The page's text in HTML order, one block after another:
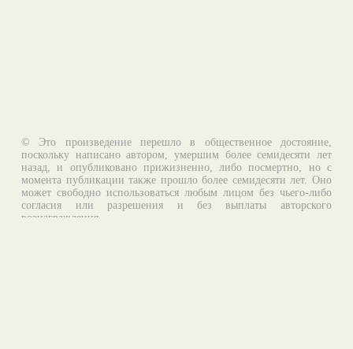
© Это произведение перешло в общественное достояние,
поскольку написано автором, умершим более семидесяти лет
назад, и опубликовано прижизненно, либо посмертно, но с
момента публикации также прошло более семидесяти лет. Оно
может свободно использоваться любым лицом без чьего-либо
согласия или разрешения и без выплаты авторского
вознаграждения.